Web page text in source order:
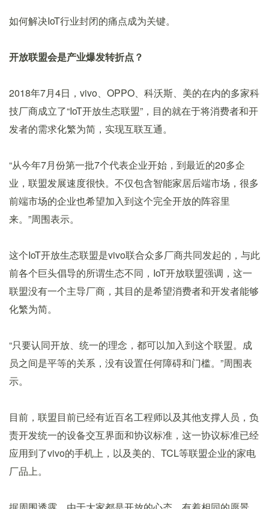
如何解决IoT行业封闭的痛点成为关键。
开放联盟会是产业爆发转折点？
2018年7月4日，vivo、OPPO、科沃斯、美的在内的多家科
技厂商成立了“IoT开放生态联盟”，目的就在于将消费者和开
发者的需求化繁为简，实现互联互通。
“从今年7月份第一批7个代表企业开始，到最近的20多企
业，联盟发展速度很快。不仅包含智能家居后端市场，很多
前端市场的企业也希望加入到这个完全开放的阵容里
来。”周围表示。
这个IoT开放生态联盟是vivo联合众多厂商共同发起的，与此
前各个巨头倡导的所谓生态不同，IoT开放联盟强调，这一
联盟没有一个主导厂商，其目的是希望消费者和开发者能够
化繁为简。
“只要认同开放、统一的理念，都可以加入到这个联盟。成
员之间是平等的关系，没有设置任何障碍和门槛。”周围表
示。
目前，联盟目前已经有近百名工程师以及其他支撑人员，负
责开发统一的设备交互界面和协议标准，这一协议标准已经
应用到了vivo的手机上，以及美的、TCL等联盟企业的家电
厂品上。